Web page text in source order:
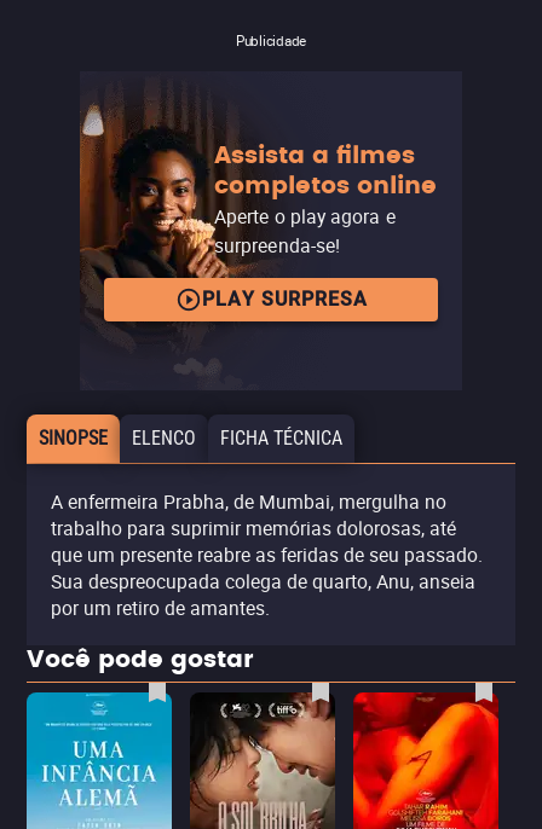
Publicidade
Assista a filmes
completos online
Aperte o play agora e
surpreenda-se!
PLAY SURPRESA
SINOPSE ELENCO FICHA TÉCNICA
A enfermeira Prabha, de Mumbai, mergulha no
trabalho para suprimir memórias dolorosas, até
que um presente reabre as feridas de seu passado.
Sua despreocupada colega de quarto, Anu, anseia
por um retiro de amantes.
Você pode gostar